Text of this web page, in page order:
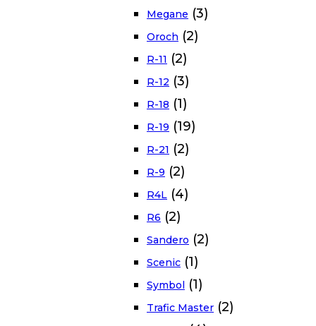
Megane (3)
Oroch (2)
R-11 (2)
R-12 (3)
R-18 (1)
R-19 (19)
R-21 (2)
R-9 (2)
R4L (4)
R6 (2)
Sandero (2)
Scenic (1)
Symbol (1)
Trafic Master (2)